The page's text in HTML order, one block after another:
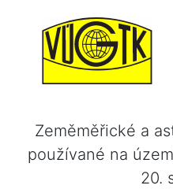
Zeměměřické a
používané na
20.